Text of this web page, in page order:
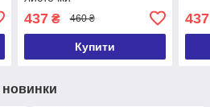
437₴ 460 ₴
Купити
437
новинки